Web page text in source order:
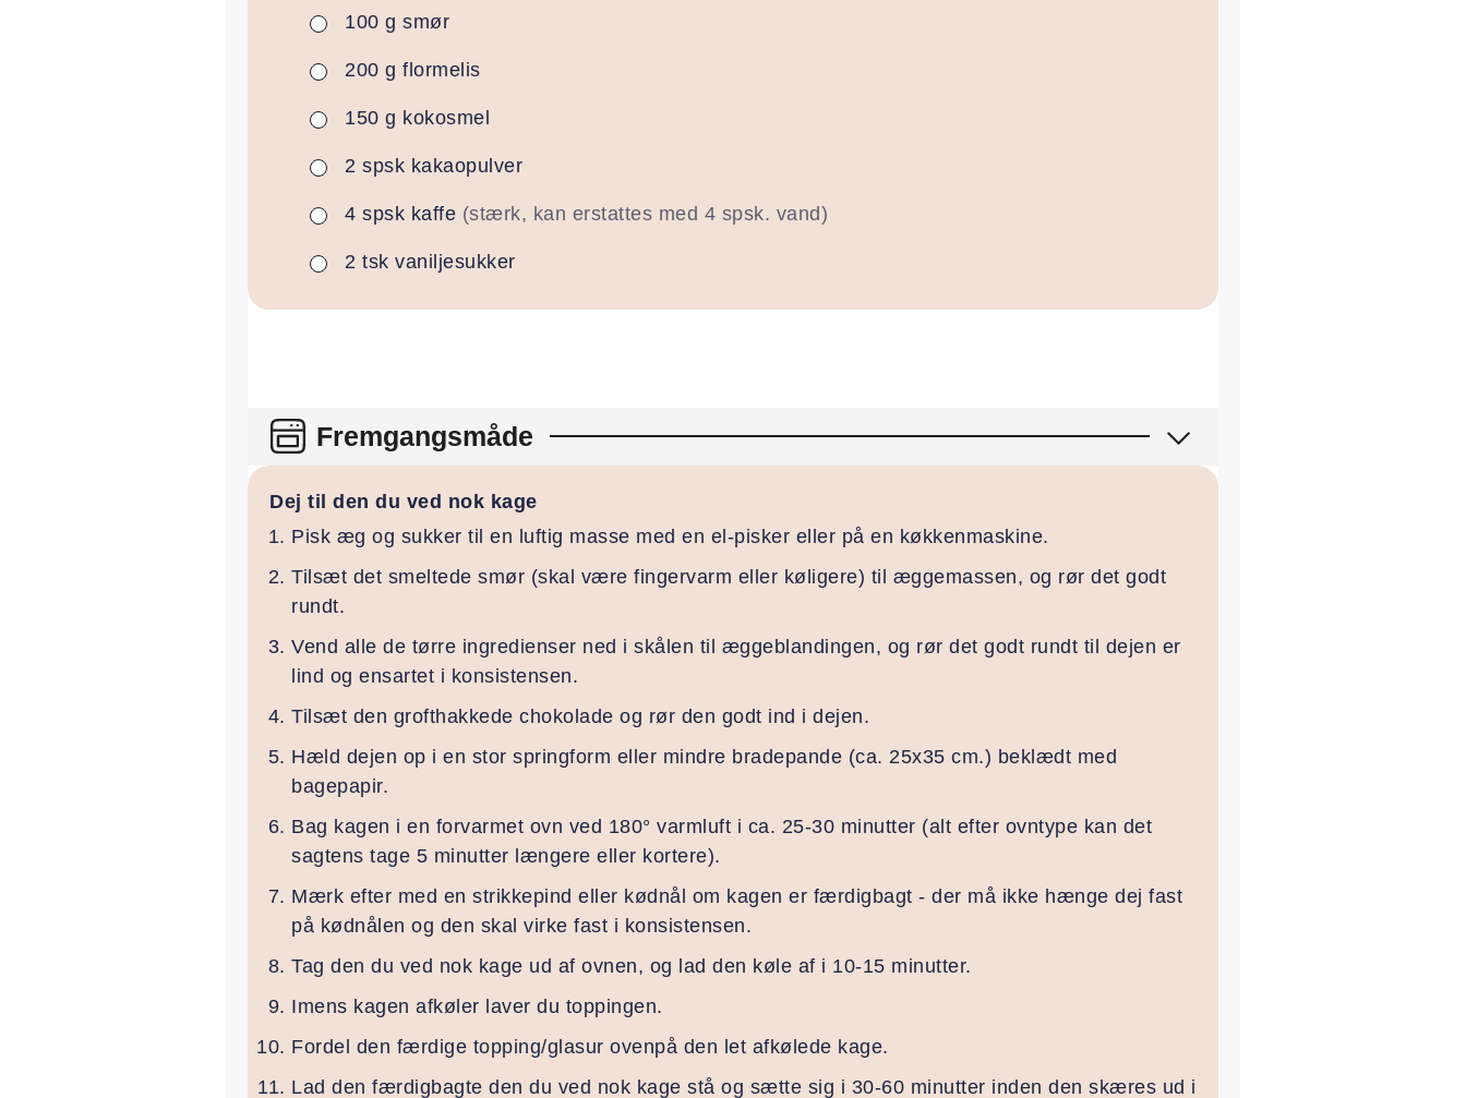
▢
100 g smør
▢
200 g flormelis
▢
150 g kokosmel
▢
2 spsk kakaopulver
▢
4 spsk kaffe (stærk, kan erstattes med 4 spsk. vand)
▢
2 tsk vaniljesukker
Fremgangsmåde
Dej til den du ved nok kage
Pisk æg og sukker til en luftig masse med en el-pisker eller på en køkkenmaskine.
Tilsæt det smeltede smør (skal være fingervarm eller køligere) til æggemassen, og rør det godt
rundt.
Vend alle de tørre ingredienser ned i skålen til æggeblandingen, og rør det godt rundt til dejen er
lind og ensartet i konsistensen.
Tilsæt den grofthakkede chokolade og rør den godt ind i dejen.
Hæld dejen op i en stor springform eller mindre bradepande (ca. 25x35 cm.) beklædt med
bagepapir.
Bag kagen i en forvarmet ovn ved 180° varmluft i ca. 25-30 minutter (alt efter ovntype kan det
sagtens tage 5 minutter længere eller kortere).
Mærk efter med en strikkepind eller kødnål om kagen er færdigbagt - der må ikke hænge dej fast
på kødnålen og den skal virke fast i konsistensen.
Tag den du ved nok kage ud af ovnen, og lad den køle af i 10-15 minutter.
Imens kagen afkøler laver du toppingen.
Fordel den færdige topping/glasur ovenpå den let afkølede kage.
Lad den færdigbagte den du ved nok kage stå og sætte sig i 30-60 minutter inden den skæres ud i